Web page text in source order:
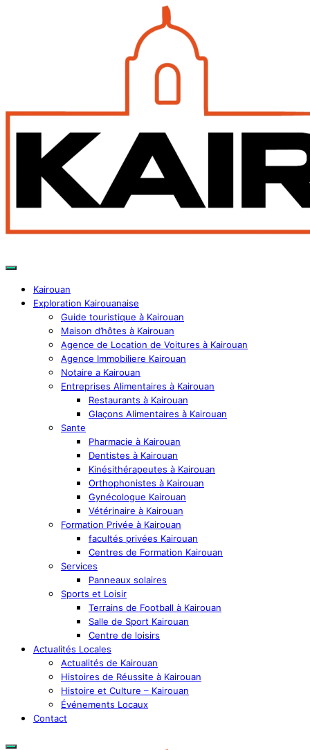
Kairouan
Exploration Kairouanaise
Guide touristique à Kairouan
Maison d’hôtes à Kairouan
Agence de Location de Voitures à Kairouan
Agence Immobiliere Kairouan
Notaire a Kairouan
Entreprises Alimentaires à Kairouan
Restaurants à Kairouan
Glaçons Alimentaires à Kairouan
Sante
Pharmacie à Kairouan
Dentistes à Kairouan
Kinésithérapeutes à Kairouan
Orthophonistes à Kairouan
Gynécologue Kairouan
Vétérinaire à Kairouan
Formation Privée à Kairouan
facultés privées Kairouan
Centres de Formation Kairouan
Services
Panneaux solaires
Sports et Loisir
Terrains de Football à Kairouan
Salle de Sport Kairouan
Centre de loisirs
Actualités Locales
Actualités de Kairouan
Histoires de Réussite à Kairouan
Histoire et Culture – Kairouan
Événements Locaux
Contact